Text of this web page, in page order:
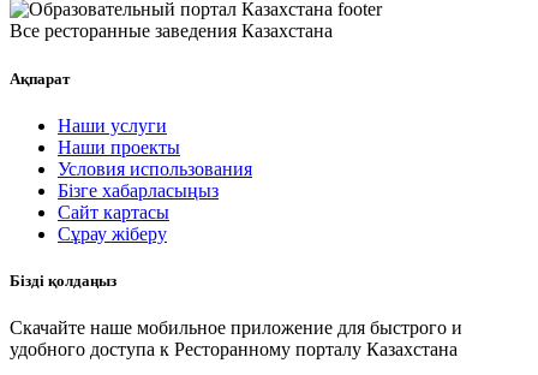
Все ресторанные заведения Казахстана
Ақпарат
Наши услуги
Наши проекты
Условия использования
Бізге хабарласыңыз
Сайт картасы
Сұрау жіберу
Бізді қолдаңыз
Скачайте наше мобильное приложение для быстрого и
удобного доступа к Ресторанному порталу Казахстана